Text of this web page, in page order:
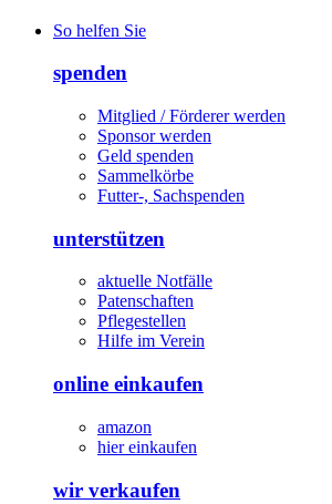
So helfen Sie
spenden
Mitglied / Förderer werden
Sponsor werden
Geld spenden
Sammelkörbe
Futter-, Sachspenden
unterstützen
aktuelle Notfälle
Patenschaften
Pflegestellen
Hilfe im Verein
online einkaufen
amazon
hier einkaufen
wir verkaufen